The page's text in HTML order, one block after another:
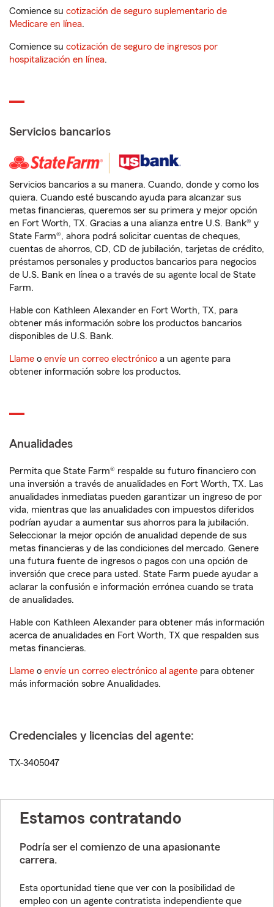
Comience su cotización de seguro suplementario de
Medicare en línea.
Comience su cotización de seguro de ingresos por
hospitalización en línea.
Servicios bancarios
Servicios bancarios a su manera. Cuando, donde y como los
quiera. Cuando esté buscando ayuda para alcanzar sus
metas financieras, queremos ser su primera y mejor opción
en Fort Worth, TX. Gracias a una alianza entre U.S. Bank® y
State Farm®, ahora podrá solicitar cuentas de cheques,
cuentas de ahorros, CD, CD de jubilación, tarjetas de crédito,
préstamos personales y productos bancarios para negocios
de U.S. Bank en línea o a través de su agente local de State
Farm.
Hable con Kathleen Alexander en Fort Worth, TX, para
obtener más información sobre los productos bancarios
disponibles de U.S. Bank.
Llame o envíe un correo electrónico a un agente para
obtener información sobre los productos.
Anualidades
Permita que State Farm® respalde su futuro financiero con
una inversión a través de anualidades en Fort Worth, TX. Las
anualidades inmediatas pueden garantizar un ingreso de por
vida, mientras que las anualidades con impuestos diferidos
podrían ayudar a aumentar sus ahorros para la jubilación.
Seleccionar la mejor opción de anualidad depende de sus
metas financieras y de las condiciones del mercado. Genere
una futura fuente de ingresos o pagos con una opción de
inversión que crece para usted. State Farm puede ayudar a
aclarar la confusión e información errónea cuando se trata
de anualidades.
Hable con Kathleen Alexander para obtener más información
acerca de anualidades en Fort Worth, TX que respalden sus
metas financieras.
Llame o envíe un correo electrónico al agente para obtener
más información sobre Anualidades.
Credenciales y licencias del agente:
TX-3405047
Estamos contratando
Podría ser el comienzo de una apasionante
carrera.
Esta oportunidad tiene que ver con la posibilidad de
empleo con un agente contratista independiente que